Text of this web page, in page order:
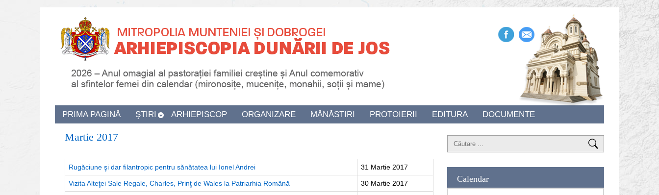
PRIMA PAGINĂ ŞTIRI ARHIEPISCOP ORGANIZARE MĂNĂSTIRI PROTOIERII EDITURA DOCUMENTE
Martie 2017
Rugăciune şi dar filantropic pentru sănătatea lui Ionel Andrei 31 Martie 2017
Vizita Alteţei Sale Regale, Charles, Prinţ de Wales la Patriarhia Română 30 Martie 2017 Calendar